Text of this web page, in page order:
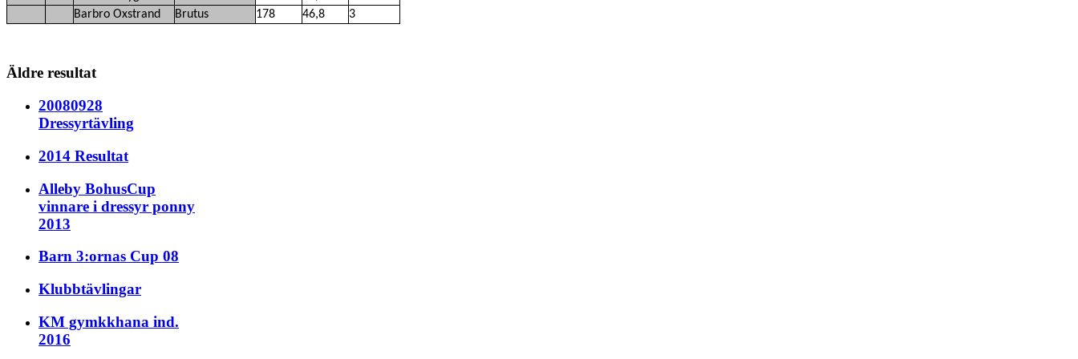
Barbro Oxstrand
Brutus 178 46,8 3
Äldre resultat
20080928
Dressyrtävling
2014 Resultat
Alleby BohusCup
vinnare i dressyr ponny
2013
Barn 3:ornas Cup 08
Klubbtävlingar
KM gymkkhana ind.
2016